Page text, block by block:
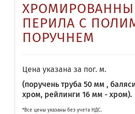
ПЕРИЛА С
ПОРУЧНЕМ
Цена указана за пог. м.
(поручень труба 50 мм ,
хром, рейлинги 16 мм - хром).
*Все цены указаны без учета НДС.